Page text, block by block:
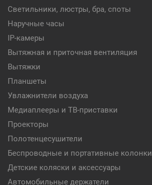
Светильники, люстры, бра, споты
Наручные часы
IP-камеры
Вытяжная и приточная вентиляция
Вытяжки
Планшеты
Увлажнители воздуха
Медиаплееры и ТВ-приставки
Проекторы
Полотенцесушители
Беспроводные и портативные колонки
Детские коляски и аксессуары
Автомобильные держатели